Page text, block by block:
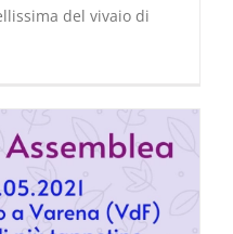
del vivaio di